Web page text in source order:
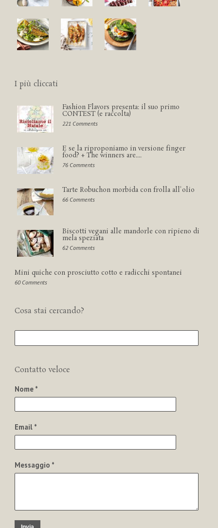
I più cliccati
Fashion Flavors presenta: il suo primo
CONTEST (e raccolta)
221 Comments
E se la riproponiamo in versione finger
food? + The winners are....
76 Comments
Tarte Robuchon morbida con frolla all'olio
66 Comments
Biscotti vegani alle mandorle con ripieno di
mela speziata
62 Comments
Mini quiche con prosciutto cotto e radicchi spontanei
60 Comments
Cosa stai cercando?
Contatto veloce
Nome *
Email *
Messaggio *